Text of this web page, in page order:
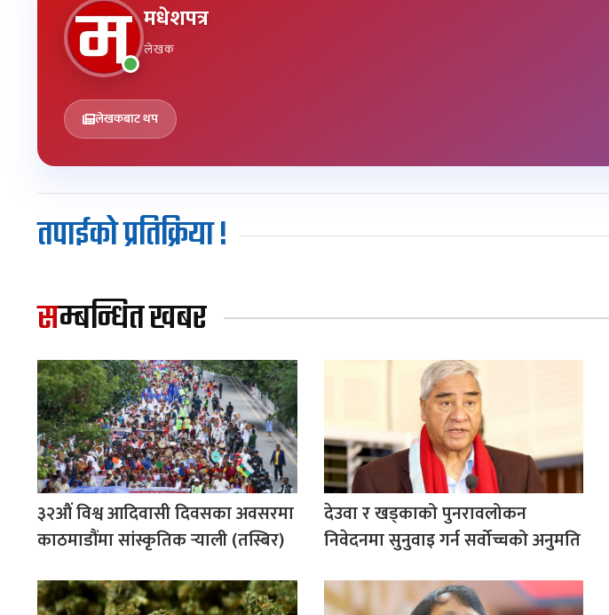
मधेशपत्र
लेखक
लेखकबाट थप
तपाईको प्रतिक्रिया !
सम्बन्धित खबर
३२औं विश्व आदिवासी दिवसका अवसरमा
काठमाडौंमा सांस्कृतिक र्‍याली (तस्बिर)
देउवा र खड्काको पुनरावलोकन
निवेदनमा सुनुवाइ गर्न सर्वोच्चको अनुमति